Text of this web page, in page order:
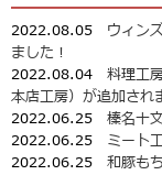
2022.08.05 ウィン
ました！
2022.08.04 料理工
本店工房）が追加され
2022.06.25 榛名十
2022.06.25 ミート
2022.06.25 和豚も